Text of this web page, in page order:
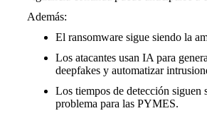
Además:
El ransomware sigue siendo la
Los atacantes usan IA para
deepfakes y automatizar
Los tiempos de detección siguen
problema para las PYMES.